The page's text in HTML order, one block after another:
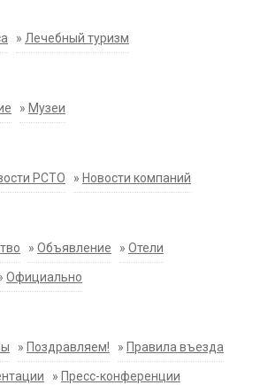
» Лечебный туризм
» Музеи
РСТО » Новости компаний
» Объявление » Отели
Официально
» Поздравляем! » Правила въезда
» Пресс-конференции